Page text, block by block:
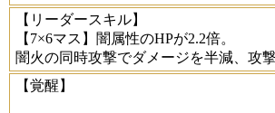
【リーダースキル】
【7×6マス】闇属性のHPが2.2倍。
闇火の同時攻撃でダメージを半減、攻撃
【覚醒】